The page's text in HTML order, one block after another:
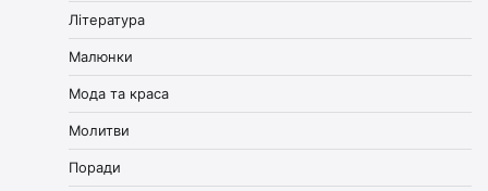
Література
Малюнки
Мода та краса
Молитви
Поради